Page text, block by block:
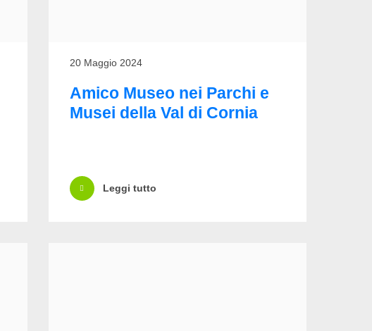
20 Maggio 2024
Amico Museo nei Parchi e
Musei della Val di Cornia
Leggi tutto